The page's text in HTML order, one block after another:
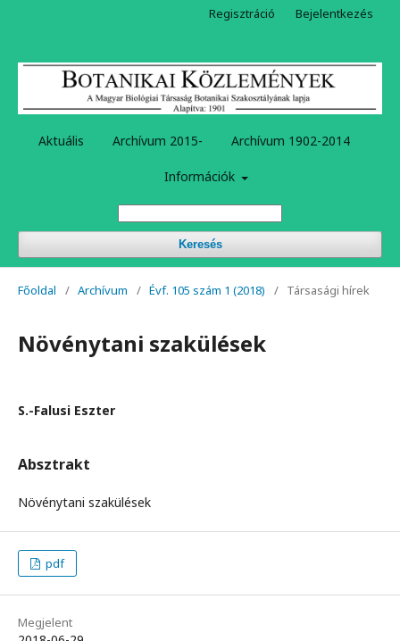
Aktuális Archívum 2015- Archívum 1902-2014
Információk
Keresés
Regisztráció Bejelentkezés
Főoldal / Archívum / Évf. 105 szám 1 (2018) / Társasági hírek
Növénytani szakülések
S.-Falusi Eszter
Absztrakt
Növénytani szakülések
pdf
Megjelent